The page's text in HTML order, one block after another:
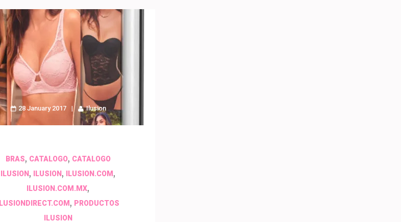
28 January 2017 Ilusion
BRAS, CATALOGO, CATALOGO
ILUSION , ILUSION , ILUSION.COM ,
ILUSION.COM.MX,
ILUSIONDIRECT.COM , PRODUCTOS
ILUSION